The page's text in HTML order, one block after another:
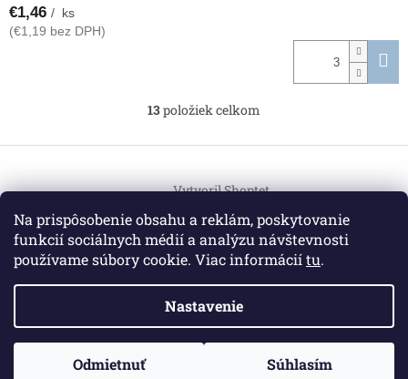
Na prispôsobenie obsahu a reklám, poskytovanie
funkcií sociálnych médií a analýzu návštevnosti
používame súbory cookie. Viac informáciítu.
Nastavenie
Odmietnuť Súhlasím
ZO ZDRAVOTNÝCH DÔVODOV BUDÚ VAŠE OBJEDNÁVKY
€1,46 / ks
(€1,19 bez DPH)
O
l
d
c
i
e
r
v
k
y
13položiek celkom
p
Vytvoril Shoptet
Copyright 2026HEMI Elektro. Všetky práva vyhradené.
Upraviť nastavenie cookies
Informácie pre vás
|Certifikáty| Kontakt|Obchodné